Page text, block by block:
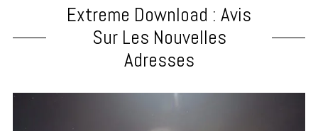
Extreme Download : Avis
Sur Les Nouvelles
Adresses